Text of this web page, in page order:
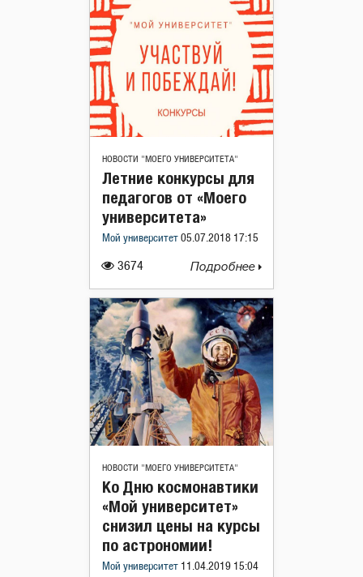
НОВОСТИ "МОЕГО УНИВЕРСИТЕТА"
3674
Летние конкурсы для
педагогов от «Моего
университета»
Мой университет 05.07.2018 17:15
Подробнее
НОВОСТИ "МОЕГО УНИВЕРСИТЕТА"
Ко Дню космонавтики
«Мой университет»
снизил цены на курсы
по астрономии!
Мой университет 11.04.2019 15:04